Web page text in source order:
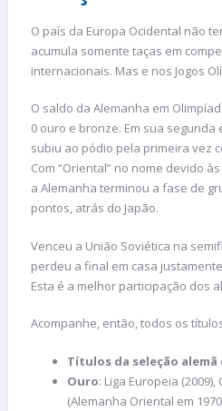
O país da Europa Ocidental não
acumula somente taças em
internacionais. Mas e nos Jogos
O saldo da Alemanha em
0 ouro e bronze. Em sua segunda
subiu ao pódio pela primeira vez
Com “Oriental” no nome devido
a Alemanha terminou a fase de
pontos, atrás do Japão.
Venceu a União Soviética na
perdeu a final em casa
Esta é a melhor participação dos
Acompanhe, então, todos os
Títulos da seleção
Ouro: Liga Europeia
(Alemanha Oriental em